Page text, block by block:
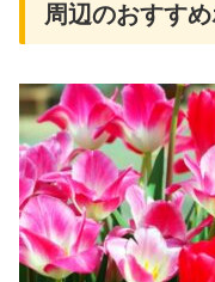
周辺のおすす